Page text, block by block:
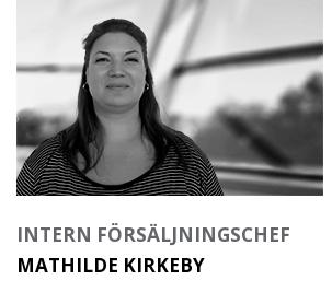
INTERN FÖRSÄLJNINGSCHEF
MATHILDE KIRKEBY